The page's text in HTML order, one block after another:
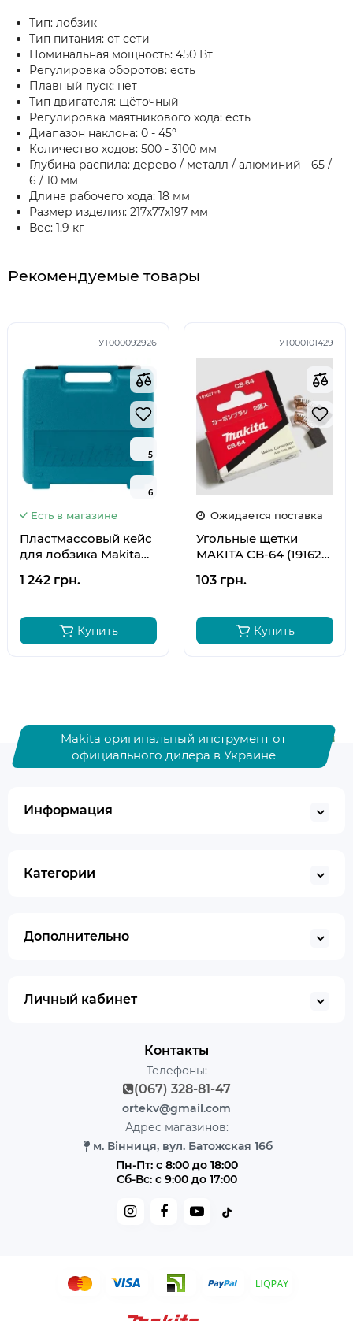
Тип: лобзик
Тип питания: от сети
Номинальная мощность: 450 Вт
Регулировка оборотов: есть
Плавный пуск: нет
Тип двигателя: щёточный
Регулировка маятникового хода: есть
Диапазон наклона: 0 - 45°
Количество ходов: 500 - 3100 мм
Глубина распила: дерево / металл / алюминий - 65 /
6 / 10 мм
Длина рабочего хода: 18 мм
Размер изделия: 217x77x197 мм
Вес: 1.9 кг
Рекомендуемые товары
УТ000092926
5
6
5
6
Есть в магазине
Пластмассовый кейс
для лобзика Makita
4326, 824572-9
1 242 грн.
Купить
УТ000101429
Ожидается поставка
Угольные щетки
MAKITA CB-64 (191627-
103 грн.
Купить
Makita оригинальный инструмент от
официального дилера в Украине
Информация
Категории
Дополнительно
Личный кабинет
Контакты
Телефоны:
(067) 328-81-47
ortekv@gmail.com
Адрес магазинов:
м. Вінниця, вул. Батожская 16б
Пн-Пт: с 8:00 до 18:00
Сб-Вс: с 9:00 до 17:00